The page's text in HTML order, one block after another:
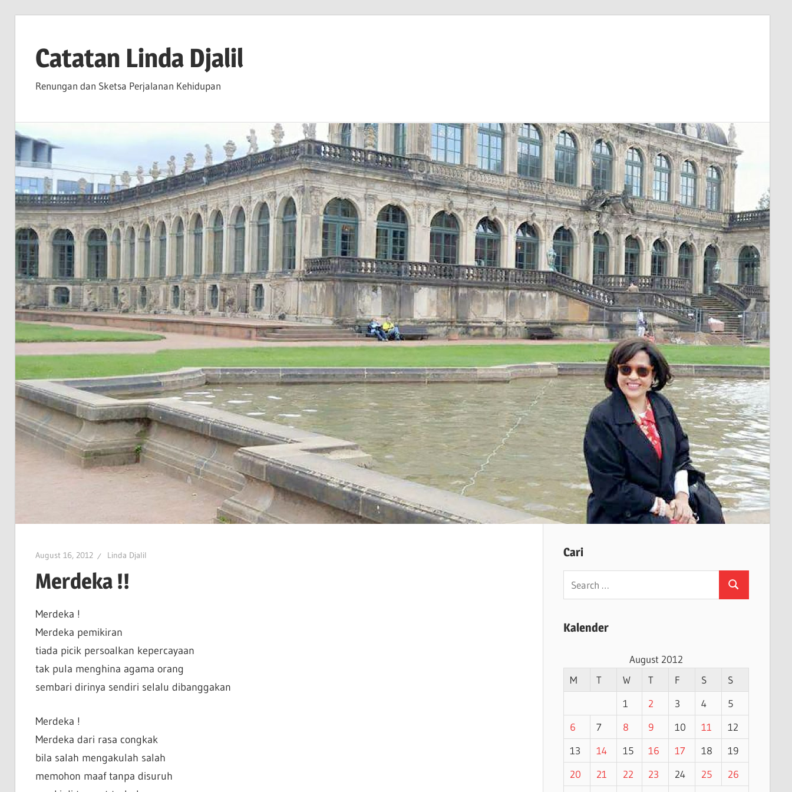
contentCatatan Linda Djalil
Renungan dan Sketsa Perjalanan Kehidupan
August 16, 2012 Linda Djalil
Merdeka !!
Merdeka !
Merdeka pemikiran
tiada picik persoalkan kepercayaan
tak pula menghina agama orang
sembari dirinya sendiri selalu dibanggakan
Merdeka !
Merdeka dari rasa congkak
bila salah mengakulah salah
memohon maaf tanpa disuruh
Cari
Search
Kalender
August 2012
M
T W T F S
S
1
2 3 4
5
6
7 8 9 10 11
12
13
14 15 16 17 18
19
20
21 22 23 24 25
26